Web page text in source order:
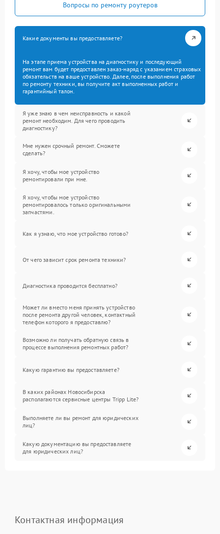
Вопросы по ремонту роутеров
Какие документы вы предоставляете?
На этапе приема устройства на диагностику и последующий
ремонт вам будет предоставлен заказ-наряд с указанием страховых
обязательств на ваше устройство. Далее, после выполнения работ
по ремонту техники, вы получите акт выполненных работ и
гарантийный талон.
Я уже знаю в чем неисправность и какой
ремонт необходим. Для чего проводить
диагностику?
Мне нужен срочный ремонт. Сможете
сделать?
Я хочу, чтобы мое устройство
ремонтировали при мне.
Я хочу, чтобы мое устройство
ремонтировалось только оригинальными
запчастями.
Как я узнаю, что мое устройство готово?
От чего зависит срок ремонта техники?
Диагностика проводится бесплатно?
Может ли вместо меня принять устройство
после ремонта другой человек, контактный
телефон которого я предоставлю?
Возможно ли получать обратную связь в
процессе выполнения ремонтных работ?
Какую гарантию вы предоставляете?
В каких районах Новосибирска
располагаются сервисные центры Tripp Lite?
Выполняете ли вы ремонт для юридических
лиц?
Какую документацию вы предоставляете
для юридических лиц?
Контактная информация